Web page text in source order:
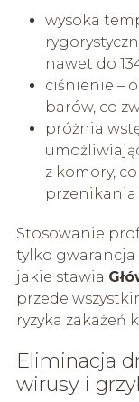
wysoka
nawet do
ciśnienie –
barów, co
próżnia
z komory,
przenikania
Stosowanie
tylko gwarancja
jakie stawia
przede
ryzyka zakażeń
Eliminacja
wirusy i